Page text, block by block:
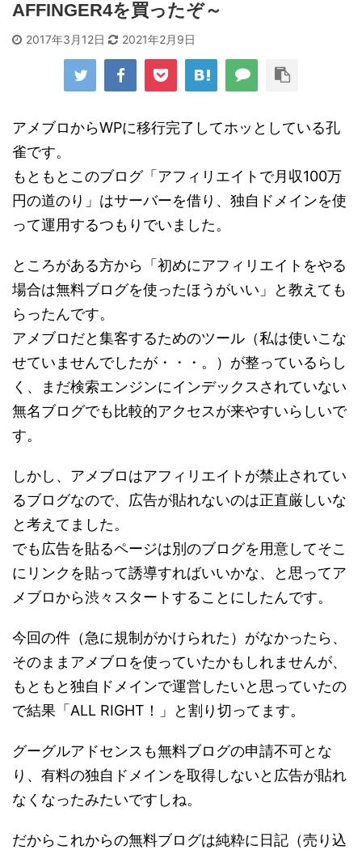
AFFINGER4を買ったぞ～
2017年3月12日 2021年2月9日
アメブロからWPに移行完了してホッとしている孔
雀です。
もともとこのブログ「アフィリエイトで月収100万
円の道のり」はサーバーを借り、独自ドメインを使
って運用するつもりでいました。
ところがある方から「初めにアフィリエイトをやる
場合は無料ブログを使ったほうがいい」と教えても
らったんです。
アメブロだと集客するためのツール（私は使いこな
せていませんでしたが・・・。）が整っているらし
く、まだ検索エンジンにインデックスされていない
無名ブログでも比較的アクセスが来やすいらしいで
す。
しかし、アメブロはアフィリエイトが禁止されてい
るブログなので、広告が貼れないのは正直厳しいな
と考えてました。
でも広告を貼るページは別のブログを用意してそこ
にリンクを貼って誘導すればいいかな、と思ってア
メブロから渋々スタートすることにしたんです。
今回の件（急に規制がかけられた）がなかったら、
そのままアメブロを使っていたかもしれませんが、
もともと独自ドメインで運営したいと思っていたの
で結果「ALL RIGHT！」と割り切ってます。
グーグルアドセンスも無料ブログの申請不可とな
り、有料の独自ドメインを取得しないと広告が貼れ
なくなったみたいですしね。
だからこれからの無料ブログは純粋に日記（売り込